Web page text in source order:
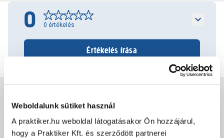
Weboldalunk sütiket használ
A praktiker.hu weboldal látogatásakor Ön hozzájárul,
hogy a Praktiker Kft. és szerződött partnerei
0 0 értékelés
Értékelés írása
Csomagolási és súly információk